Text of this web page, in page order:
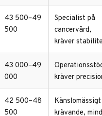
43 500–49
500
Specialist på
cancervård,
kräver
43 000–49
000
kräver
42 500–48
500
Känslomässigt
krävande,